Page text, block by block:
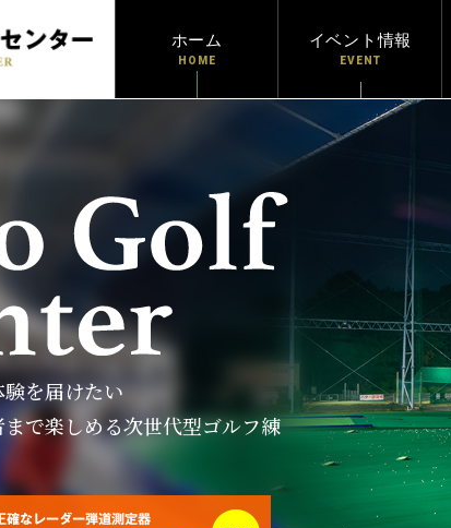
ホーム
HOME
イベント情報
EVENT
を届けたい
で楽しめる次世代型ゴルフ練